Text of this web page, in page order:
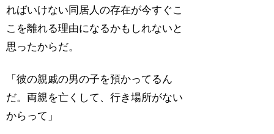
ればいけない同居人の存在が今すぐこ
こを離れる理由になるかもしれないと
思ったからだ。
「彼の親戚の男の子を預かってるん
だ。両親を亡くして、行き場所がない
からって」